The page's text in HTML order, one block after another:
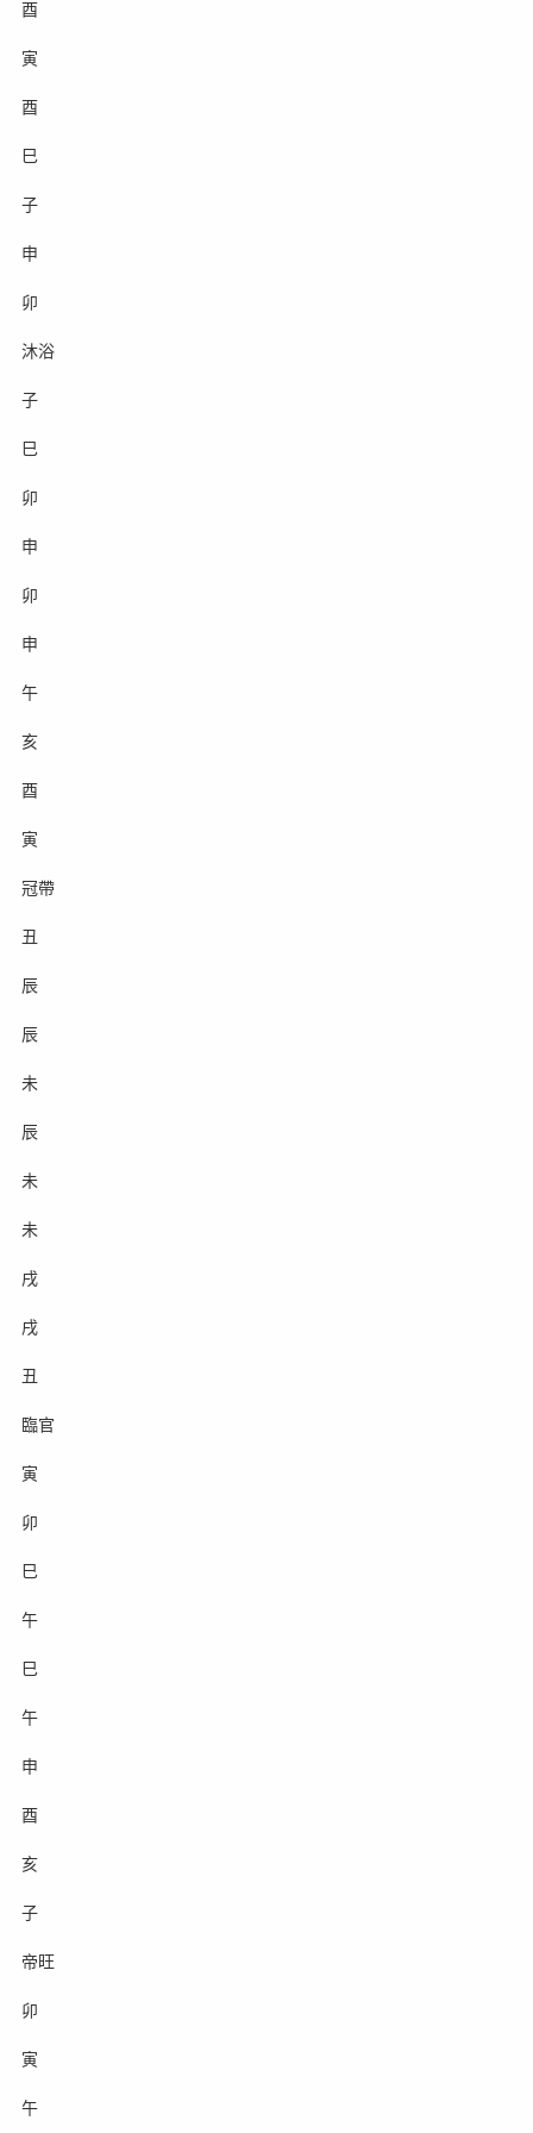
酉
寅
酉
巳
子
申
卯
沐浴
子
巳
卯
申
卯
申
午
亥
酉
寅
冠帶
丑
辰
辰
未
辰
未
未
戌
戌
丑
臨官
寅
卯
巳
午
巳
午
申
酉
亥
子
帝旺
卯
寅
午